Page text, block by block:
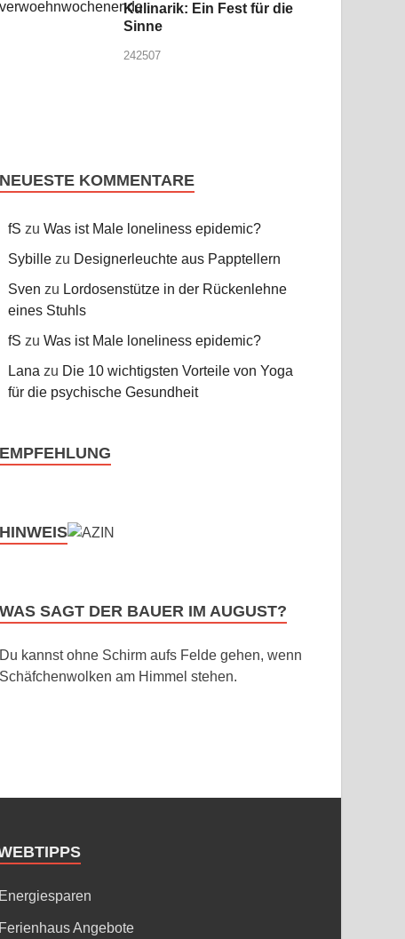
Kulinarik: Ein Fest für die
Sinne
242507
NEUESTE KOMMENTARE
fS zuWas ist Male loneliness epidemic?
Sybille zu Designerleuchte aus Papptellern
Sven zu Lordosenstütze in der Rückenlehne
eines Stuhls
fS zuWas ist Male loneliness epidemic?
Lana zu Die 10 wichtigsten Vorteile von Yoga
für die psychische Gesundheit
EMPFEHLUNG
HINWEIS
WAS SAGT DER BAUER IM AUGUST?
Du kannst ohne Schirm aufs Felde gehen, wenn
Schäfchenwolken am Himmel stehen.
Energiesparen
Ferienhaus Angebote